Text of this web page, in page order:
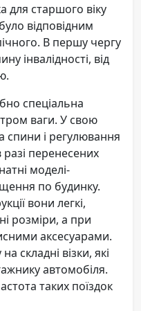
для старшого віку
відповідним
В першу чергу
інвалідності, від
спеціальна
ваги. У свою
спини і регулювання
перенесених
моделі-
по будинку.
вони легкі,
розміри, а при
аксесуарами.
складні візки, які
автомобіля.
таких поїздок